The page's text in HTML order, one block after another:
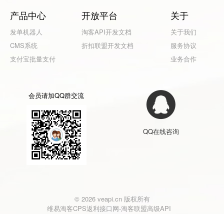
产品中心
发单机器人
CMS系统
支付宝批量支付
开放平台
淘客API开发文档
折扣联盟开发文档
关于
关于我们
服务协议
业务合作
会员请加QQ群交流
QQ在线咨询
© 2026 veapi.cn 版权所有
维易淘客CPS返利接口网-淘客联盟高级API